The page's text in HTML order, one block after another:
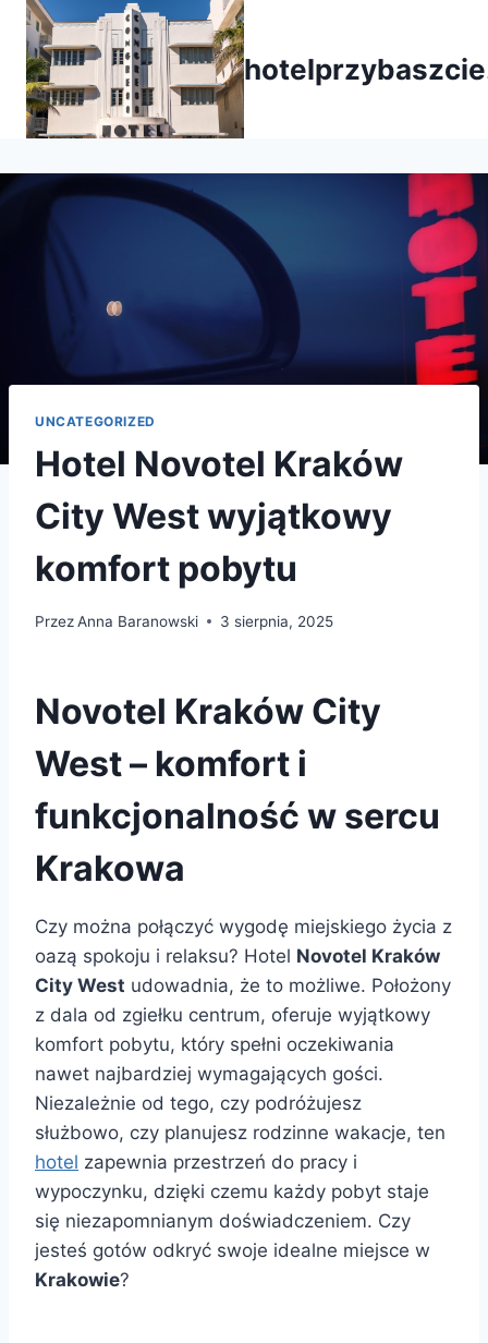
Przejdź
treści
UNCATEGORIZED
Hotel Novotel Kraków
City West wyjątkowy
komfort pobytu
PrzezAnna Baranowski 3 sierpnia, 2025
Novotel Kraków City
West – komfort i
funkcjonalność w sercu
Krakowa
Czy można połączyć wygodę miejskiego życia z
oazą spokoju i relaksu? Hotel Novotel Kraków
City West udowadnia, że to możliwe. Położony
z dala od zgiełku centrum, oferuje wyjątkowy
komfort pobytu, który spełni oczekiwania
nawet najbardziej wymagających gości.
Niezależnie od tego, czy podróżujesz
służbowo, czy planujesz rodzinne wakacje, ten
hotel zapewnia przestrzeń do pracy i
wypoczynku, dzięki czemu każdy pobyt staje
się niezapomnianym doświadczeniem. Czy
jesteś gotów odkryć swoje idealne miejsce w
Krakowie?